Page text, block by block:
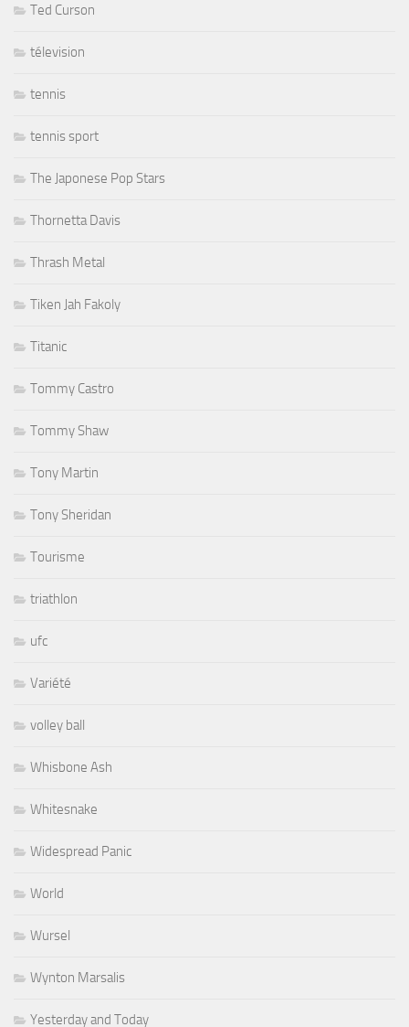
Ted Curson
télevision
tennis
tennis sport
The Japonese Pop Stars
Thornetta Davis
Thrash Metal
Tiken Jah Fakoly
Titanic
Tommy Castro
Tommy Shaw
Tony Martin
Tony Sheridan
Tourisme
triathlon
ufc
Variété
volley ball
Whisbone Ash
Whitesnake
Widespread Panic
World
Wursel
Wynton Marsalis
Yesterday and Today